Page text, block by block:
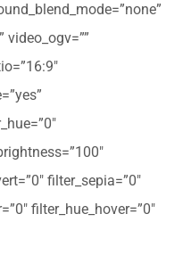
video_ogv=””
filter_sepia=”0″
filter_hue_hover=”0″